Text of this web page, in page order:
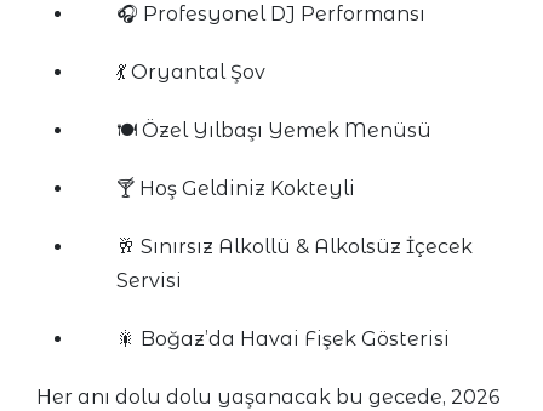
🎧 Profesyonel DJ Performansı
💃 Oryantal Şov
🍽️ Özel Yılbaşı Yemek Menüsü
🍸 Hoş Geldiniz Kokteyli
🥂 Sınırsız Alkollü & Alkolsüz İçecek
Servisi
🎇 Boğaz’da Havai Fişek Gösterisi
Her anı dolu dolu yaşanacak bu gecede, 2026